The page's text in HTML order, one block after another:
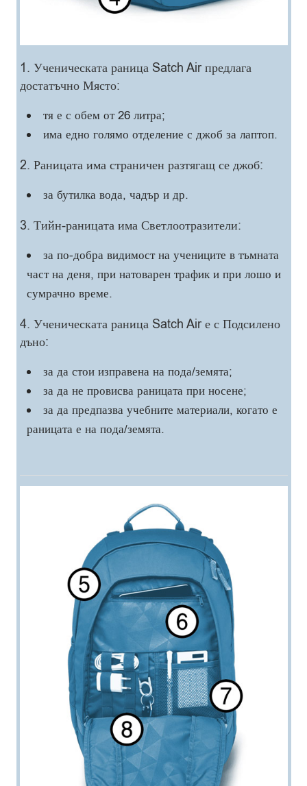
1. Ученическата раница Satch Air предлага
достатъчно Място:
тя е с обем от 26 литра;
има едно голямо отделение с джоб за лаптоп.
2. Раницата има страничен разтягащ се джоб:
за бутилка вода, чадър и др.
3. Тийн-раницата има Светлоотразители:
за по-добра видимост на учениците в тъмната
част на деня, при натоварен трафик и при лошо и
сумрачно време.
4. Ученическата раница Satch Air е с Подсилено
дъно:
за да стои изправена на пода/земята;
за да не провисва раницата при носене;
за да предпазва учебните материали, когато е
раницата е на пода/земята.